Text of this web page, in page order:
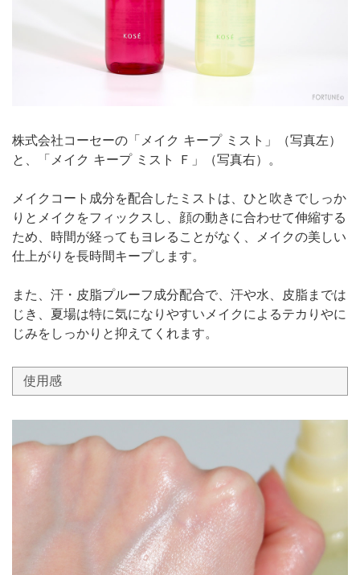
株式会社コーセーの「メイク キープ ミスト」（写真左）
と、「メイク キープ ミスト Ｆ」（写真右）。
メイクコート成分を配合したミストは、ひと吹きでしっか
りとメイクをフィックスし、顔の動きに合わせて伸縮する
ため、時間が経ってもヨレることがなく、メイクの美しい
仕上がりを長時間キープします。
また、汗・皮脂プルーフ成分配合で、汗や水、皮脂までは
じき、夏場は特に気になりやすいメイクによるテカりやに
じみをしっかりと抑えてくれます。
使用感